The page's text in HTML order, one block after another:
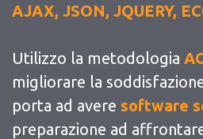
AJAX, JSON, JQUERY,
Utilizzo la metodologia
migliorare la
porta ad avere software
preparazione ad